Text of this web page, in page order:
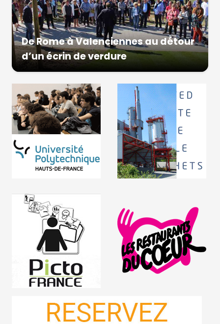
De Rome à Valenciennes au détour
d’un écrin de verdure